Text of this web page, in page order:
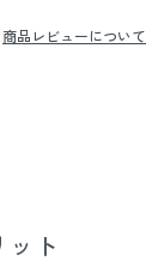
で増加。
商品レビューについて
ト